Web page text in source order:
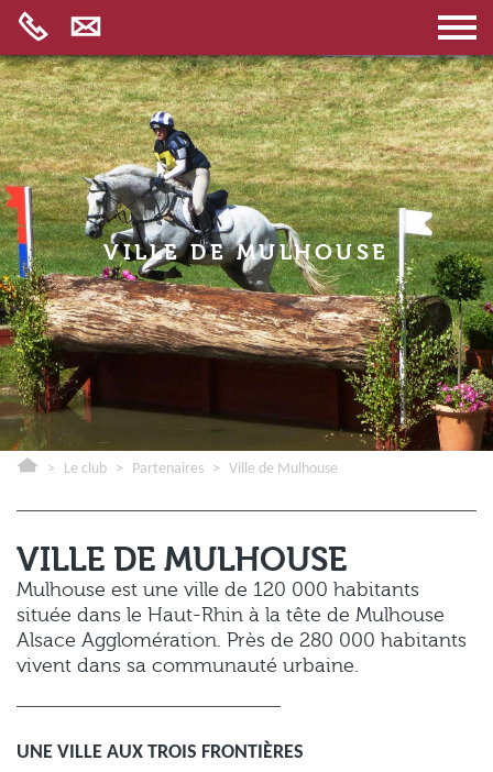
LE CLUB
LE LIVE
LE PARC
LES DISCIPLINES
LES SERVICES
LES ACTIVITÉS
FAQ
MENTIONS LÉGALES
CRÉDIT
VILLE DE MULHOUSE
> Le club > Partenaires > Ville de Mulhouse
VILLE DE MULHOUSE
Mulhouse est une ville de 120 000 habitants
située dans le Haut-Rhin à la tête de Mulhouse
Alsace Agglomération. Près de 280 000 habitants
vivent dans sa communauté urbaine.
UNE VILLE AUX TROIS FRONTIÈRES